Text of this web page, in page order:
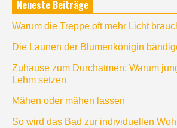
Neueste Beiträge
Warum die Treppe oft mehr Licht
Die Launen der Blumenkönigin
Zuhause zum Durchatmen: Warum
Lehm setzen
Mähen oder mähen lassen
So wird das Bad zur individuellen